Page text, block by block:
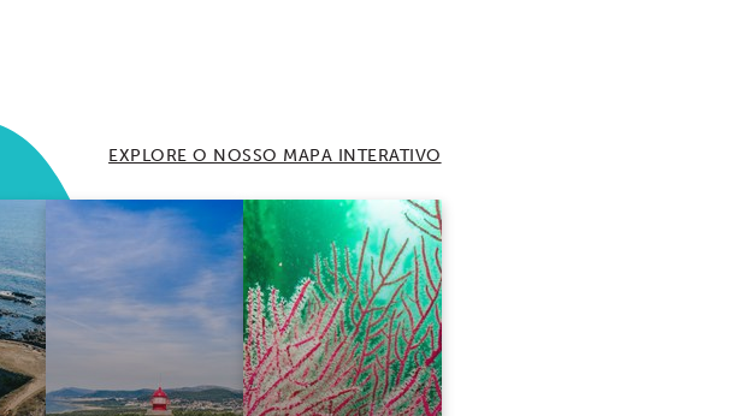
EXPLORE O NOSSO MAPA INTERATIVO